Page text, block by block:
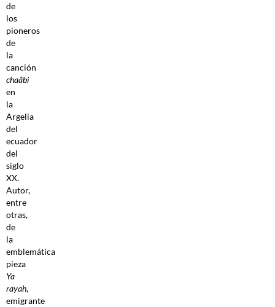
de
los
pioneros
de
la
canción
chaâbi
en
la
Argelia
del
ecuador
del
siglo
XX.
Autor,
entre
otras,
de
la
emblemática
pieza
Ya
rayah,
emigrante